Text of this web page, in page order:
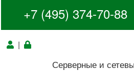
+7 (495) 374-70-88
|
Серверные и